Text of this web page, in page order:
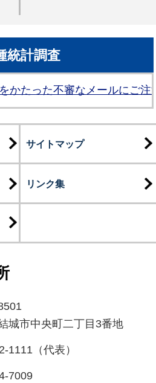
統計調査
かたった不審なメールにご注
サイトマップ
リンク集
城市中央町二丁目3番地
1111（代表）
7009